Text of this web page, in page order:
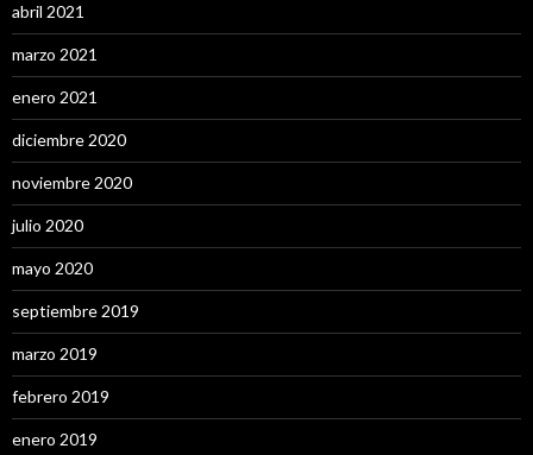
abril 2021
marzo 2021
enero 2021
diciembre 2020
noviembre 2020
julio 2020
mayo 2020
septiembre 2019
marzo 2019
febrero 2019
enero 2019